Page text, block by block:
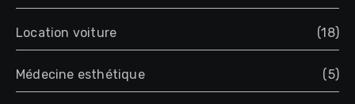
Location voiture (18)
Médecine esthétique (5)